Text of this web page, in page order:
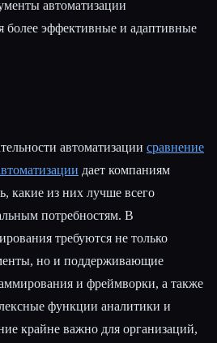
автоматизации
более эффективные и адаптивные
автоматизации сравнение
дает компаниям
какие из них лучше всего
потребностям. В
требуются не только
но и поддерживающие
и фреймворки, а также
функции аналитики и
крайне важно для организаций,